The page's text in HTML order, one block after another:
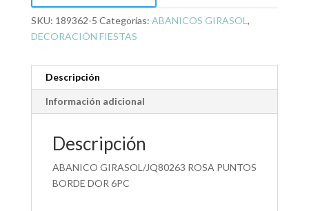
SKU: 189362-5 Categorías: ABANICOS GIRASOL ,
DECORACIÓN FIESTAS
Descripción
Información adicional
Descripción
ABANICO GIRASOL/JQ80263 ROSA PUNTOS
BORDE DOR 6PC